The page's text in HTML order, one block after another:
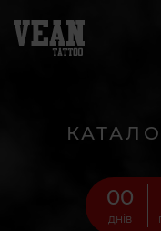
00
днів